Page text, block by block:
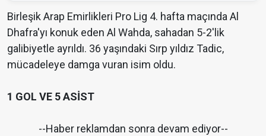
Birleşik Arap Emirlikleri Pro Lig 4. hafta maçında Al
Dhafra'yı konuk eden Al Wahda, sahadan 5-2'lik
galibiyetle ayrıldı. 36 yaşındaki Sırp yıldız Tadic,
mücadeleye damga vuran isim oldu.
1 GOL VE 5 ASİST
--Haber reklamdan sonra devam ediyor--